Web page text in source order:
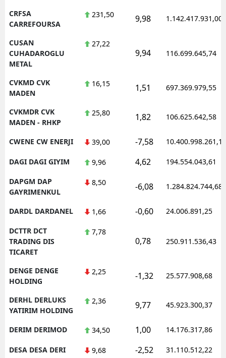
CRFSA
CARREFOURSA
231,50 9,98 1.142.417.931,00
CUSAN
CUHADAROGLU
METAL
27,22
9,94 116.699.645,74
CVKMD CVK
MADEN
16,15 1,51 697.369.979,55
CVKMDR CVK
MADEN - RHKP
25,80 1,82 106.625.642,58
CWENE CW ENERJI 39,00 -7,58 10.400.998.261,10
DAGI DAGI GIYIM 9,96 4,62 194.554.043,61
DAPGM DAP
GAYRIMENKUL
8,50 -6,08 1.284.824.744,68
DARDL DARDANEL 1,66 -0,60 24.006.891,25
DCTTR DCT
TRADING DIS
TICARET
7,78
0,78 250.911.536,43
DENGE DENGE
HOLDING
2,25 -1,32 25.577.908,68
DERHL DERLUKS
YATIRIM HOLDING
2,36 9,77 45.923.300,37
DERIM DERIMOD 34,50 1,00 14.176.317,86
DESA DESA DERI 9,68 -2,52 31.110.512,22